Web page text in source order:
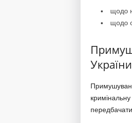
щодо
щодо